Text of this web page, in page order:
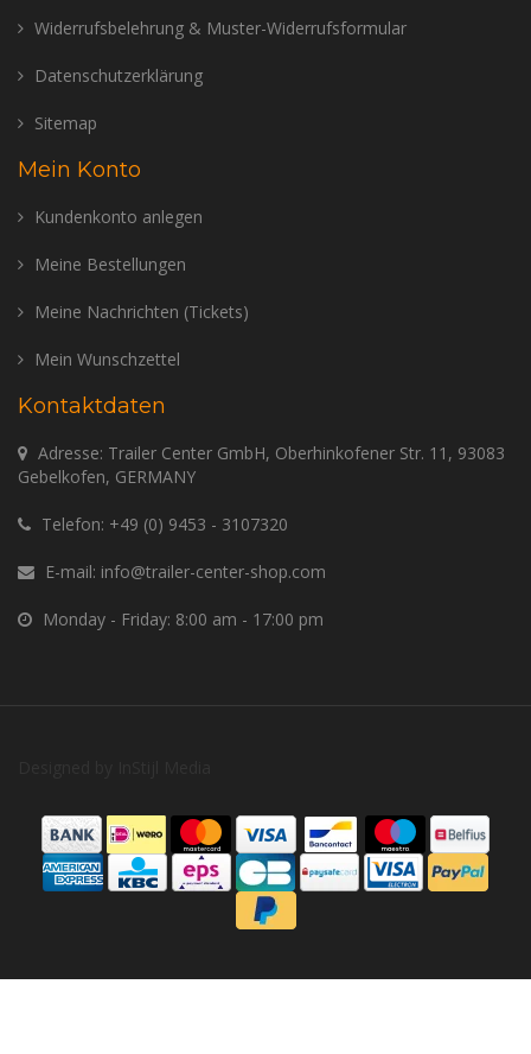
Widerrufsbelehrung & Muster-Widerrufsformular
Datenschutzerklärung
Sitemap
Mein Konto
Kundenkonto anlegen
Meine Bestellungen
Meine Nachrichten (Tickets)
Mein Wunschzettel
Kontaktdaten
Adresse: Trailer Center GmbH, Oberhinkofener Str. 11, 93083
Gebelkofen, GERMANY
Telefon: +49 (0) 9453 - 3107320
E-mail: info@trailer-center-shop.com
Monday - Friday: 8:00 am - 17:00 pm